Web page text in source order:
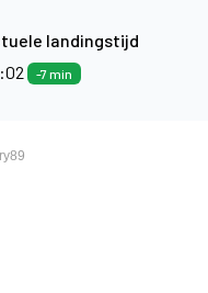
landingstijd
-7 min